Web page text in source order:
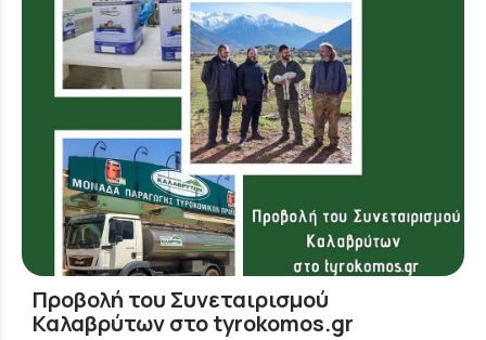
Προβολή του Συνεταιρισμού
Καλαβρύτων στο tyrokomos.gr